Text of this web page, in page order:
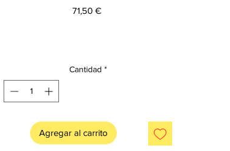
71,50 €Precio
Cantidad *
Agregar al carrito